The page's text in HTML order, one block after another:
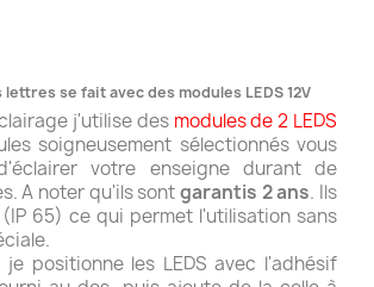
lettres se fait avec des modules LEDS 12V
j'utilise des modules de 2 LEDS
soigneusement sélectionnés vous
votre enseigne durant de
A noter qu'ils sontgarantis 2 ans. Ils
(IP 65) ce qui permet l'utilisation sans
positionne les LEDS avec l'adhésif